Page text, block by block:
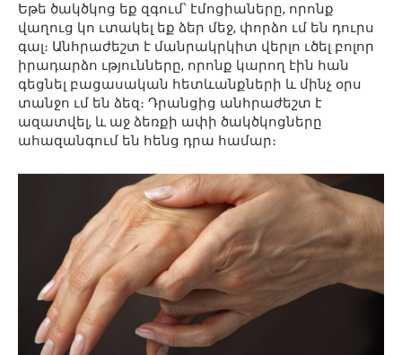
Եթե ծակծկոց եք զգում՝ էմոցիաները, որոնք
վաղուց կո ւտակել եք ձեր մեջ, փորձո ւմ են դուրս
գալ։ Անհրաժեշտ է մանրակրկիտ վերլո ւծել բոլոր
իրադարձո ւթյունները, որոնք կարող էին հան
գեցնել բացասական հետևանքների և մինչ օրս
տանջո ւմ են ձեզ։ Դրանցից անհրաժեշտ է
ազատվել, և աջ ձեռքի ափի ծակծկոցները
ահազանգում են հենց դրա համար։